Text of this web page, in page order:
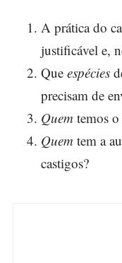
A prática do
justificável e,
Que espécies
precisam de
Quem temos
Quem tem a
castigos?